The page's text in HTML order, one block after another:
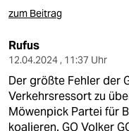
zum Beitrag
Rufus
12.04.2024 , 11:37 Uhr
Der größte Fehler der
Verkehrsressort zu
Möwenpick Partei für
koalieren. GO Volker